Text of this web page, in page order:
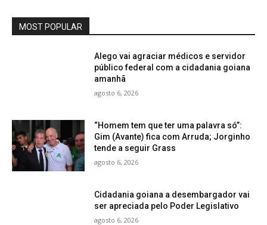
MOST POPULAR
Alego vai agraciar médicos e servidor
público federal com a cidadania goiana
amanhã
agosto 6, 2026
“Homem tem que ter uma palavra só”:
Gim (Avante) fica com Arruda; Jorginho
tende a seguir Grass
agosto 6, 2026
Cidadania goiana a desembargador vai
ser apreciada pelo Poder Legislativo
agosto 6, 2026